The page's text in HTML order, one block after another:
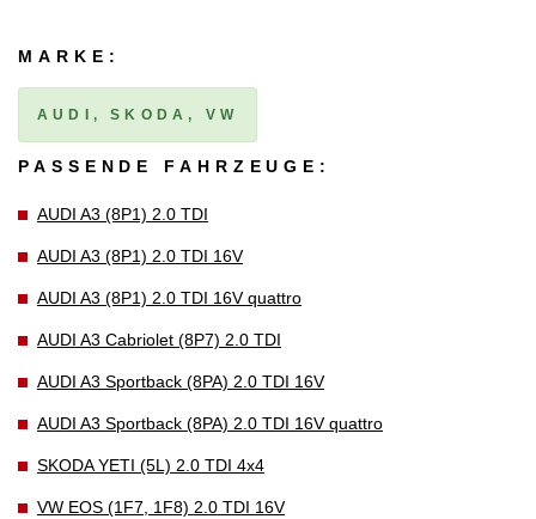
MARKE:
AUDI, SKODA, VW
PASSENDE FAHRZEUGE:
AUDI A3 (8P1) 2.0 TDI
AUDI A3 (8P1) 2.0 TDI 16V
AUDI A3 (8P1) 2.0 TDI 16V quattro
AUDI A3 Cabriolet (8P7) 2.0 TDI
AUDI A3 Sportback (8PA) 2.0 TDI 16V
AUDI A3 Sportback (8PA) 2.0 TDI 16V quattro
SKODA YETI (5L) 2.0 TDI 4x4
VW EOS (1F7, 1F8) 2.0 TDI 16V